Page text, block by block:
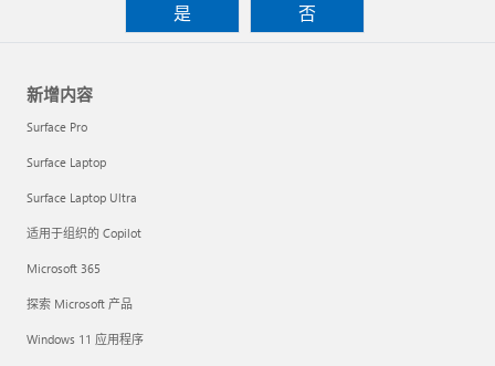
是
否
新增内容
Surface Pro
Surface Laptop
Surface Laptop Ultra
适用于组织的 Copilot
Microsoft 365
探索 Microsoft 产品
Windows 11 应用程序